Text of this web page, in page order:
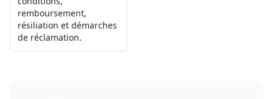
remboursement,
résiliation et démarches
de réclamation.